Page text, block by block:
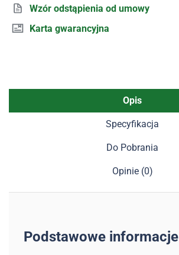
Wzór odstąpienia od umowy
Karta gwarancyjna
Opis
Specyfikacja
Do Pobrania
Opinie (0)
Podstawowe informacje